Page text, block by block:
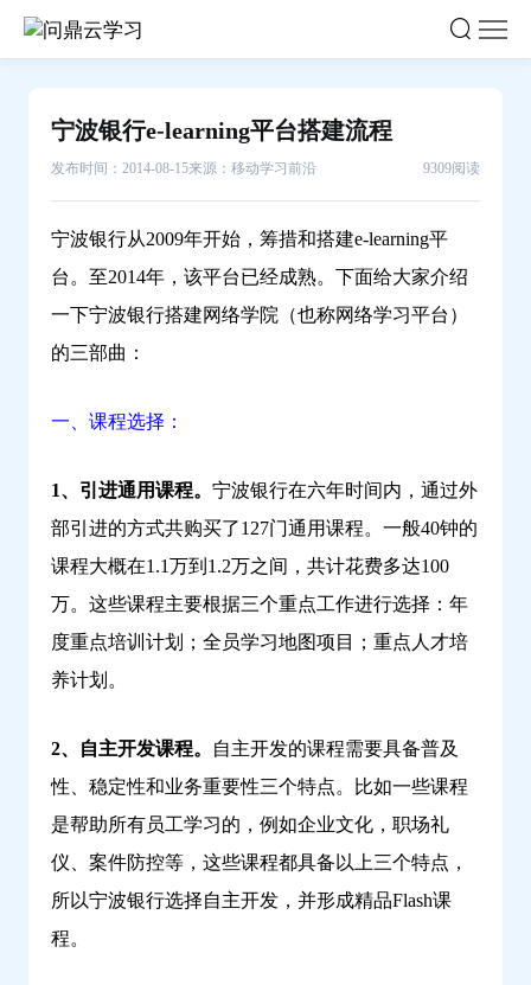
learning
宁波银行e-learning平台搭建流程
发布时间：2014-08-15来源：移动学习前沿 9309阅读
宁波银行从2009年开始，筹措和搭建e-learning平
台。至2014年，该平台已经成熟。下面给大家介绍
一下宁波银行搭建网络学院（也称网络学习平台）
的三部曲：
一、课程选择：
1、引进通用课程。 宁波银行在六年时间内，通过外
部引进的方式共购买了127门通用课程。一般40钟的
课程大概在1.1万到1.2万之间，共计花费多达100
万。这些课程主要根据三个重点工作进行选择：年
度重点培训计划；全员学习地图项目；重点人才培
养计划。
2、自主开发课程。
自主开发的课程需要具备普及
性、稳定性和业务重要性三个特点。比如一些课程
是帮助所有员工学习的，例如企业文化，职场礼
仪、案件防控等，这些课程都具备以上三个特点，
所以宁波银行选择自主开发，并形成精品Flash课
程。